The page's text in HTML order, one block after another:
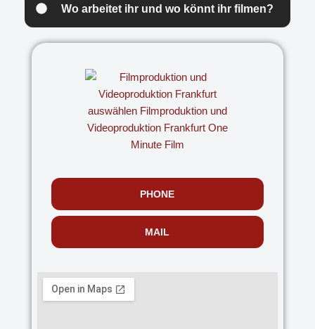
PHONE
MAIL
Wo arbeitet ihr und wo könnt ihr filmen?